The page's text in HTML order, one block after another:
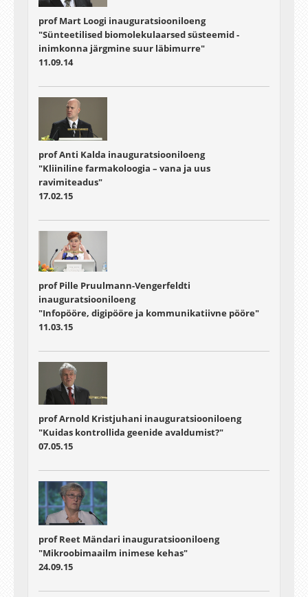
prof Mart Loogi inauguratsiooniloeng
"Sünteetilised biomolekulaarsed süsteemid -
inimkonna järgmine suur läbimurre"
11.09.14
prof Anti Kalda inauguratsiooniloeng
"Kliiniline farmakoloogia – vana ja uus
ravimiteadus"
17.02.15
prof Pille Pruulmann-Vengerfeldti
inauguratsiooniloeng
"Infopööre, digipööre ja kommunikatiivne pööre"
11.03.15
prof Arnold Kristjuhani inauguratsiooniloeng
"Kuidas kontrollida geenide avaldumist?"
07.05.15
prof Reet Mändari inauguratsiooniloeng
"Mikroobimaailm inimese kehas"
24.09.15